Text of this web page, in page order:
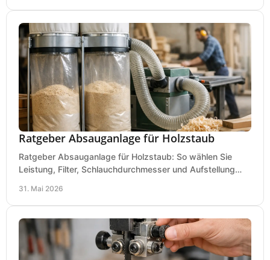
Ratgeber Absauganlage für Holzstaub
Ratgeber Absauganlage für Holzstaub: So wählen Sie
Leistung, Filter, Schlauchdurchmesser und Aufstellung
31. Mai 2026